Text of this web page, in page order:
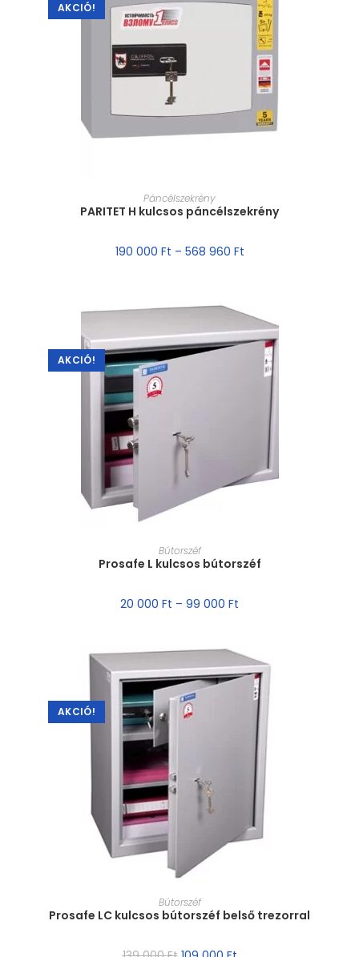
AKCIÓ!
MÉRET VÁLASZTÁSA
Páncélszekrény
PARITET H kulcsos páncélszekrény
190 000 Ft – 568 960 Ft
AKCIÓ!
MÉRET VÁLASZTÁSA
Bútorszéf
Prosafe L kulcsos bútorszéf
20 000 Ft – 99 000 Ft
AKCIÓ!
MÉRET VÁLASZTÁSA
Bútorszéf
Prosafe LC kulcsos bútorszéf belső trezorral